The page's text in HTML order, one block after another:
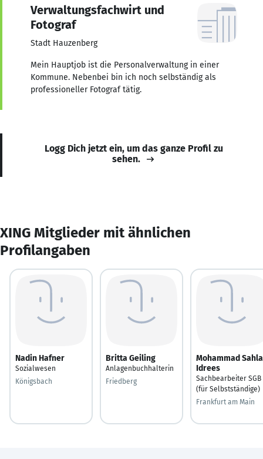
Verwaltungsfachwirt und
Fotograf
Stadt Hauzenberg
Mein Hauptjob ist die Personalverwaltung in einer
Kommune. Nebenbei bin ich noch selbständig als
professioneller Fotograf tätig.
Logg Dich jetzt ein, um das ganze Profil zu
sehen.
XING Mitglieder mit ähnlichen
Profilangaben
Nadin Hafner
Sozialwesen
Königsbach
Britta Geiling
Anlagenbuchhalterin
Friedberg
Mohammad Sahla
Idrees
Sachbearbeiter SGB
(für Selbstständige)
Frankfurt am Main